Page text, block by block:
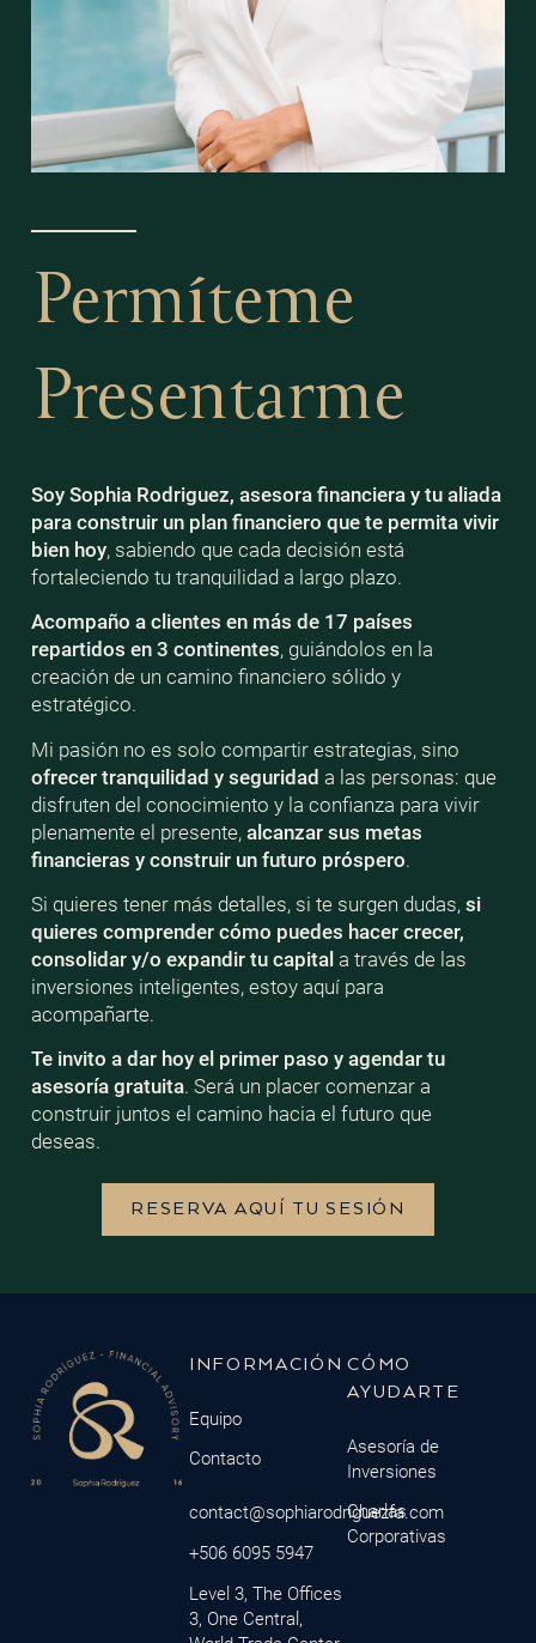
Permíteme
Presentarme
Soy Sophia Rodriguez, asesora financiera y tu aliada
para construir un plan financiero que te permita vivir
bien hoy, sabiendo que cada decisión está
fortaleciendo tu tranquilidad a largo plazo.
Acompaño a clientes en más de 17 países
repartidos en 3 continentes, guiándolos en la
creación de un camino financiero sólido y
estratégico.
Mi pasión no es solo compartir estrategias, sino
ofrecer tranquilidad y seguridad a las personas: que
disfruten del conocimiento y la confianza para vivir
plenamente el presente, alcanzar sus metas
financieras y construir un futuro próspero.
Si quieres tener más detalles, si te surgen dudas, si
quieres comprender cómo puedes hacer crecer,
consolidar y/o expandir tu capitala través de las
inversiones inteligentes, estoy aquí para
acompañarte.
Te invito a dar hoy el primer paso y agendar tu
asesoría gratuita. Será un placer comenzar a
construir juntos el camino hacia el futuro que
deseas.
RESERVA AQUÍ TU SESIÓN
INFORMACIÓN
Equipo
Contacto
contact@sophiarodriguezfa.com
+506 6095 5947
Level 3, The Offices
3, One Central,
CÓMO
AYUDARTE
Asesoría de
Inversiones
Charlas
Corporativas